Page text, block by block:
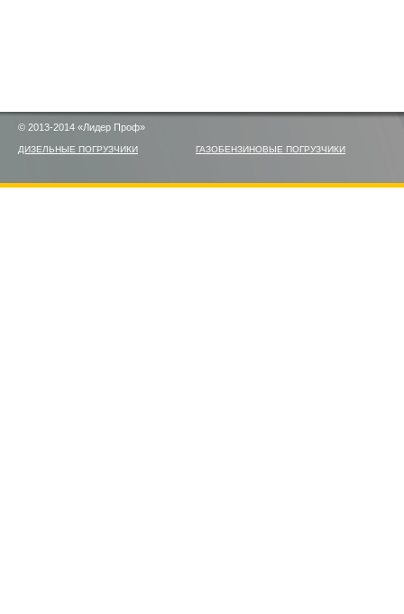
© 2013-2014 «Лидер Проф»
ДИЗЕЛЬНЫЕ ПОГРУЗЧИКИ ГАЗОБЕНЗИНОВЫЕ ПОГРУЗЧИКИ